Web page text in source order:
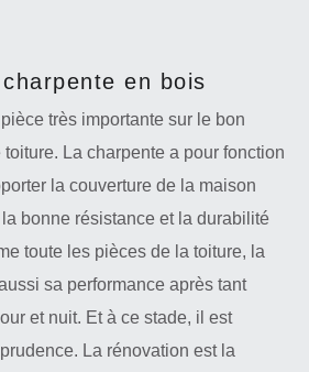
en bois
très importante sur le bon
toiture. La charpente a pour fonction
la couverture de la maison
bonne résistance et la durabilité
toute les pièces de la toiture, la
sa performance après tant
et nuit. Et à ce stade, il est
La rénovation est la